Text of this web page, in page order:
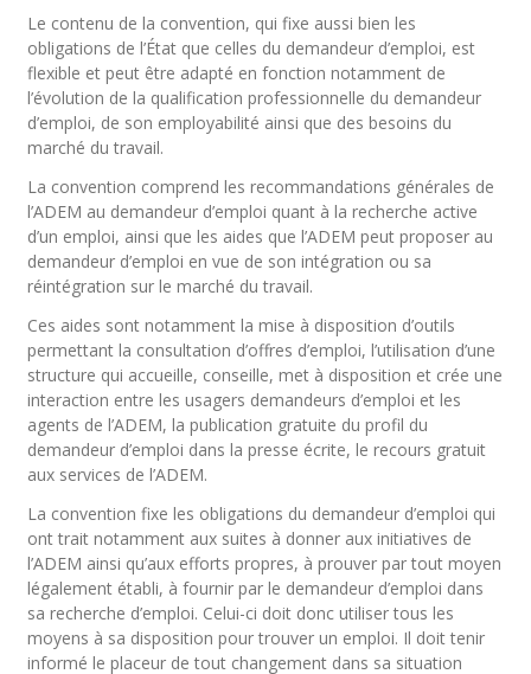
Le contenu de la convention, qui fixe aussi bien les
obligations de l’État que celles du demandeur d’emploi, est
flexible et peut être adapté en fonction notamment de
l’évolution de la qualification professionnelle du demandeur
d’emploi, de son employabilité ainsi que des besoins du
marché du travail.
La convention comprend les recommandations générales de
l’ADEM au demandeur d’emploi quant à la recherche active
d’un emploi, ainsi que les aides que l’ADEM peut proposer au
demandeur d’emploi en vue de son intégration ou sa
réintégration sur le marché du travail.
Ces aides sont notamment la mise à disposition d’outils
permettant la consultation d’offres d’emploi, l’utilisation d’une
structure qui accueille, conseille, met à disposition et crée une
interaction entre les usagers demandeurs d’emploi et les
agents de l’ADEM, la publication gratuite du profil du
demandeur d’emploi dans la presse écrite, le recours gratuit
aux services de l’ADEM.
La convention fixe les obligations du demandeur d’emploi qui
ont trait notamment aux suites à donner aux initiatives de
l’ADEM ainsi qu’aux efforts propres, à prouver par tout moyen
légalement établi, à fournir par le demandeur d’emploi dans
sa recherche d’emploi. Celui-ci doit donc utiliser tous les
moyens à sa disposition pour trouver un emploi. Il doit tenir
informé le placeur de tout changement dans sa situation